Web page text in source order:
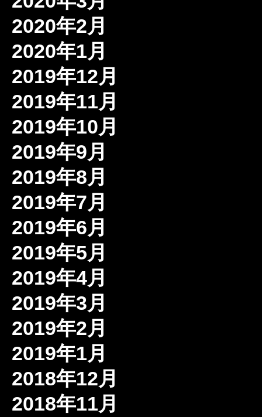
2020年2月
2020年1月
2019年12月
2019年11月
2019年10月
2019年9月
2019年8月
2019年7月
2019年6月
2019年5月
2019年4月
2019年3月
2019年2月
2019年1月
2018年12月
2018年11月